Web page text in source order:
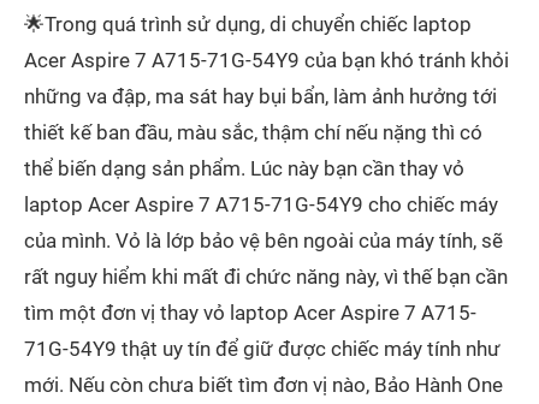
🌟Trong quá trình sử dụng, di chuyển chiếc laptop
Acer Aspire 7 A715-71G-54Y9 của bạn khó tránh khỏi
những va đập, ma sát hay bụi bẩn, làm ảnh hưởng tới
thiết kế ban đầu, màu sắc, thậm chí nếu nặng thì có
thể biến dạng sản phẩm. Lúc này bạn cần thay vỏ
laptop Acer Aspire 7 A715-71G-54Y9 cho chiếc máy
của mình. Vỏ là lớp bảo vệ bên ngoài của máy tính, sẽ
rất nguy hiểm khi mất đi chức năng này, vì thế bạn cần
tìm một đơn vị thay vỏ laptop Acer Aspire 7 A715-
71G-54Y9 thật uy tín để giữ được chiếc máy tính như
mới. Nếu còn chưa biết tìm đơn vị nào, Bảo Hành One